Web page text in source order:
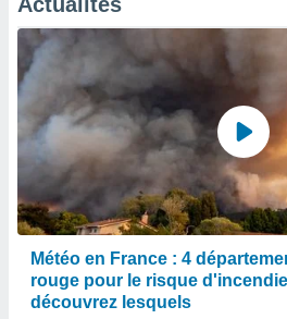
Météo en France : 4
rouge pour le risque
découvrez lesquels